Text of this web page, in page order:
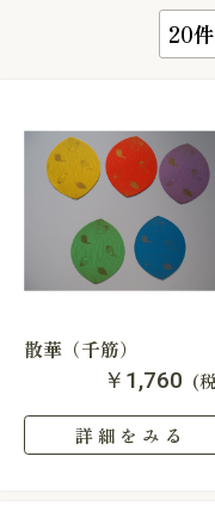
散華（千筋）
￥1,760 (
詳細をみる